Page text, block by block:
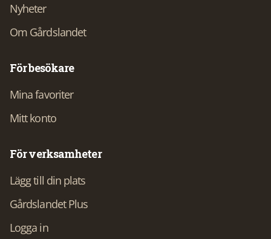
Nyheter
Om Gårdslandet
För besökare
Mina favoriter
Mitt konto
För verksamheter
Lägg till din plats
Gårdslandet Plus
Logga in